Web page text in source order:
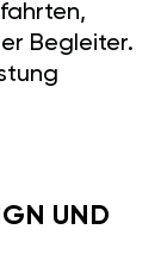
Begleiter.
UND